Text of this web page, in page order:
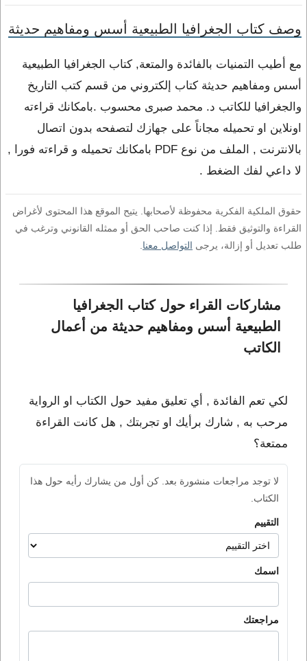
وصف كتاب الجغرافيا الطبيعية أسس ومفاهيم حديثة
مع أطيب التمنيات بالفائدة والمتعة, كتاب الجغرافيا الطبيعية
أسس ومفاهيم حديثة كتاب إلكتروني من قسم كتب التاريخ
والجغرافيا للكاتب د. محمد صبرى محسوب .بامكانك قراءته
اونلاين او تحميله مجاناً على جهازك لتصفحه بدون اتصال
بالانترنت , الملف من نوع PDF بامكانك تحميله و قراءته فورا ,
لا داعي لفك الضغط .
حقوق الملكية الفكرية محفوظة لأصحابها. يتيح الموقع هذا المحتوى لأغراض
القراءة والتوثيق فقط. إذا كنت صاحب الحق أو ممثله القانوني وترغب في
طلب تعديل أو إزالة، يرجى التواصل معنا
مشاركات القراء حول كتاب الجغرافيا
الطبيعية أسس ومفاهيم حديثة من أعمال
الكاتب
لكي تعم الفائدة , أي تعليق مفيد حول الكتاب او الرواية
مرحب به , شارك برأيك او تجربتك , هل كانت القراءة
ممتعة؟
لا توجد مراجعات منشورة بعد. كن أول من يشارك رأيه حول هذا
الكتاب.
التقييم
اسمك
مراجعتك